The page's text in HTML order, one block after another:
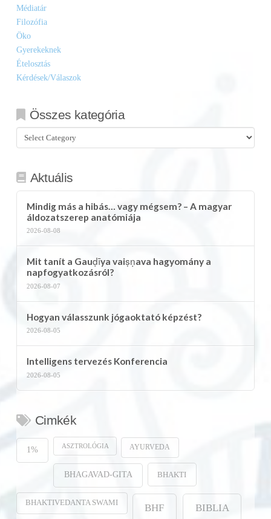
Médiatár
Filozófia
Öko
Gyerekeknek
Ételosztás
Kérdések/Válaszok
Összes kategória
Összes
kategória
Aktuális
Mindig más a hibás… vagy mégsem? – A magyar
áldozatszerep anatómiája
2026-08-08
Mit tanít a Gauḍīya vaiṣṇava hagyomány a
napfogyatkozásról?
2026-08-07
Hogyan válasszunk jógaoktató képzést?
2026-08-05
Intelligens tervezés Konferencia
2026-08-05
Cimkék
1% ASZTROLÓGIA AYURVEDA
BHAGAVAD-GITA BHAKTI
BHAKTIVEDANTA SWAMI BHF BIBLIA